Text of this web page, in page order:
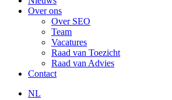
Over ons
Over SEO
Team
Vacatures
Raad van Toezicht
Raad van Advies
Contact
NL